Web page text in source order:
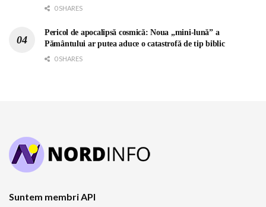
0 SHARES
Pericol de apocalipsă cosmică: Noua „mini-lună” a
Pământului ar putea aduce o catastrofă de tip biblic
0 SHARES
Suntem membri API